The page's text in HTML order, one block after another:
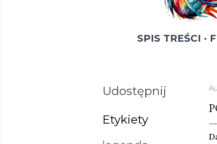
SPIS TREŚCI
Udostępnij
Etykiety